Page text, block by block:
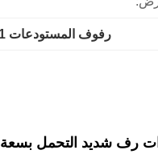
رفوف المستودعات JINTA ISO9001 للخدمة الشاقة
2 طن قابلة للتعديل ارتفاع شعاع جانب واحد